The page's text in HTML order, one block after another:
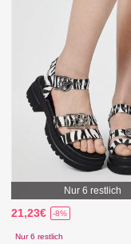
Nur 6 restlich
21,23€ -8%
Nur 6 restlich